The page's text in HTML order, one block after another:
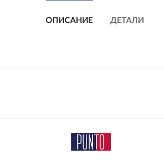
ОПИСАНИЕ ДЕТАЛИ